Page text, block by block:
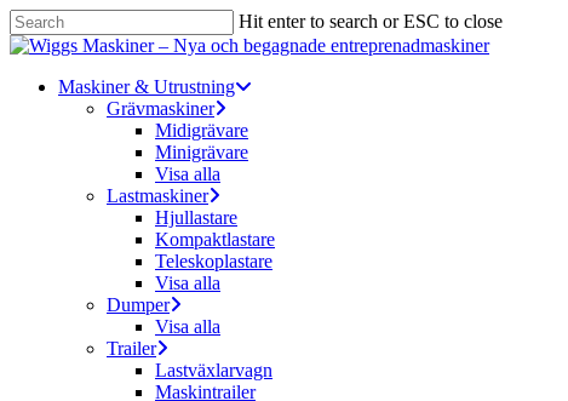
Skip
to
content
Hit enter to search or ESC to close
Close
Menu
Maskiner & Utrustning
Grävmaskiner
Midigrävare
Minigrävare
Visa alla
Lastmaskiner
Hjullastare
Kompaktlastare
Teleskoplastare
Visa alla
Dumper
Visa alla
Trailer
Lastväxlarvagn
Maskintrailer